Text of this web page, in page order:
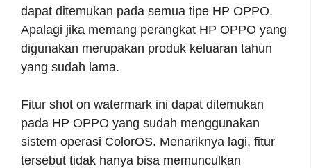
dapat ditemukan pada semua tipe HP OPPO.
Apalagi jika memang perangkat HP OPPO yang
digunakan merupakan produk keluaran tahun
yang sudah lama.
Fitur shot on watermark ini dapat ditemukan
pada HP OPPO yang sudah menggunakan
sistem operasi ColorOS. Menariknya lagi, fitur
tersebut tidak hanya bisa memunculkan